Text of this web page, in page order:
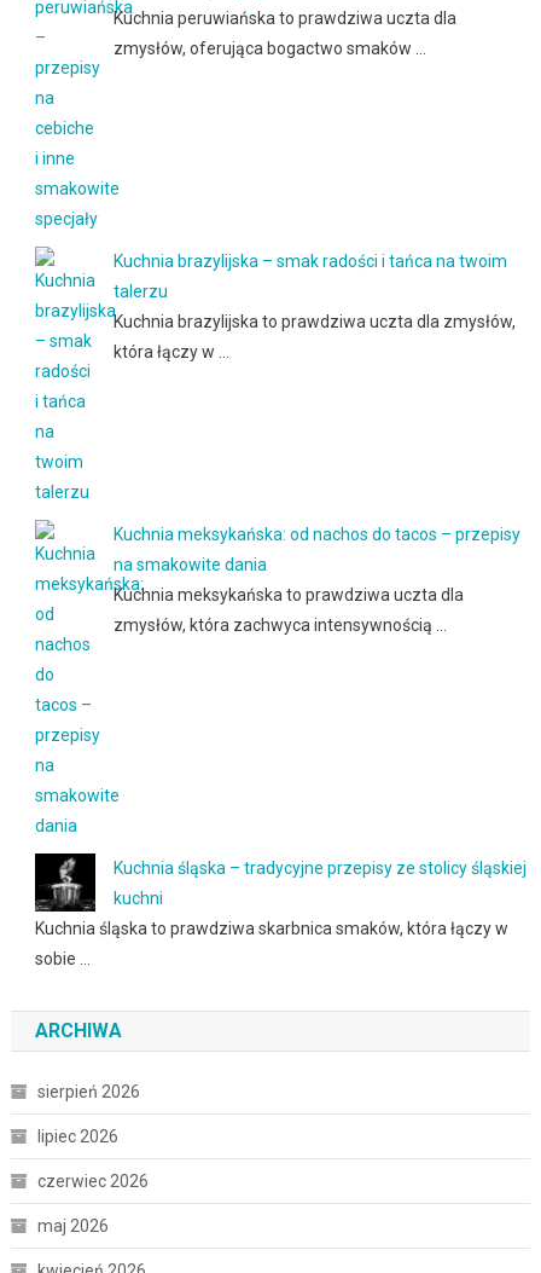
Kuchnia peruwiańska to prawdziwa uczta dla
zmysłów, oferująca bogactwo smaków …
Kuchnia brazylijska – smak radości i tańca na twoim
talerzu
Kuchnia brazylijska to prawdziwa uczta dla zmysłów,
która łączy w …
Kuchnia meksykańska: od nachos do tacos – przepisy
na smakowite dania
Kuchnia meksykańska to prawdziwa uczta dla
zmysłów, która zachwyca intensywnością …
Kuchnia śląska – tradycyjne przepisy ze stolicy śląskiej
kuchni
Kuchnia śląska to prawdziwa skarbnica smaków, która łączy w
sobie …
ARCHIWA
sierpień 2026
lipiec 2026
czerwiec 2026
maj 2026